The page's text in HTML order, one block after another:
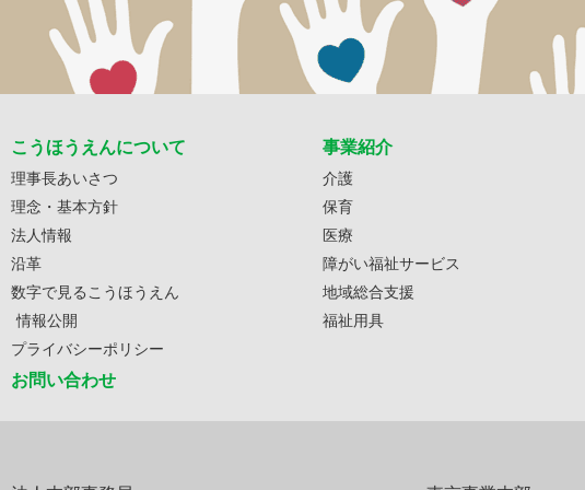
こうほうえんについて
理事長あいさつ
理念・基本方針
法人情報
沿革
数字で見るこうほうえん
情報公開
プライバシーポリシー
お問い合わせ
事業紹介
介護
保育
医療
障がい福祉サービス
地域総合支援
福祉用具